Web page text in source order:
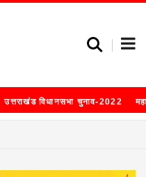
उत्तराखंड विधानसभा चुनाव-2022